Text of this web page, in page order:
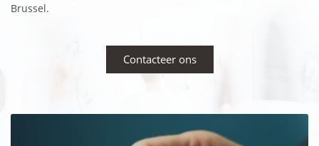
Brussel.
Contacteer ons